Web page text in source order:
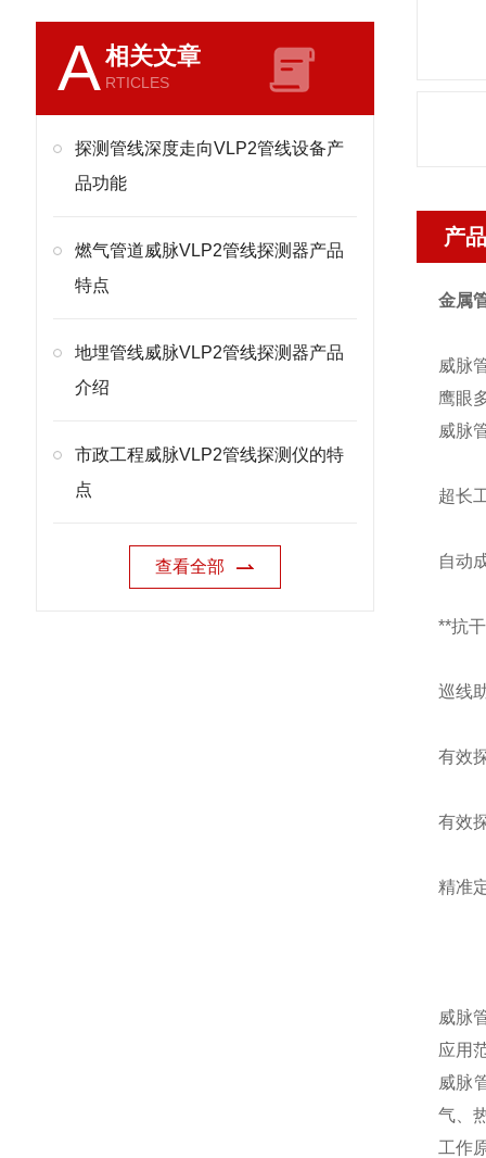
A相关文章
RTICLES
探测管线深度走向VLP2管线设备产
品功能
燃气管道威脉VLP2管线探测器产品
特点
地埋管线威脉VLP2管线探测器产品
介绍
市政工程威脉VLP2管线探测仪的特
点
查看全部
产
金属
威脉
鹰眼
威脉
超长
自动
**抗
巡线
有效
有效
精准
威脉
应用
威脉
气、
工作